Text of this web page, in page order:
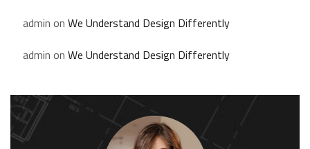
admin on We Understand Design Differently
admin on We Understand Design Differently